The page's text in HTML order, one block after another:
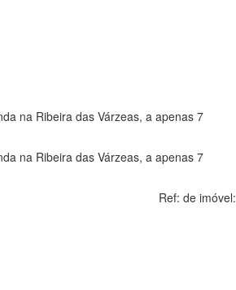
na Ribeira das Várzeas, a apenas 7
na Ribeira das Várzeas, a apenas 7
Ref: de imóvel: